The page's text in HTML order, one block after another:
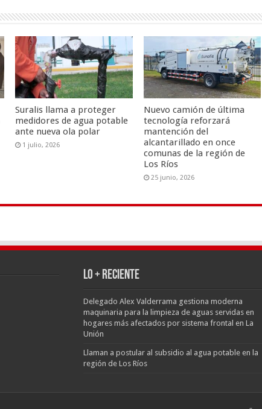
Suralis llama a proteger
medidores de agua potable
ante nueva ola polar
1 julio, 2026
Nuevo camión de última
tecnología reforzará
mantención del
alcantarillado en once
comunas de la región de
Los Ríos
25 junio, 2026
LO + RECIENTE
Delegado Alex Valderrama gestiona moderna
maquinaria para la limpieza de aguas servidas en
hogares más afectados por sistema frontal en La
Unión
Llaman a postular al subsidio al agua potable en la
región de Los Ríos